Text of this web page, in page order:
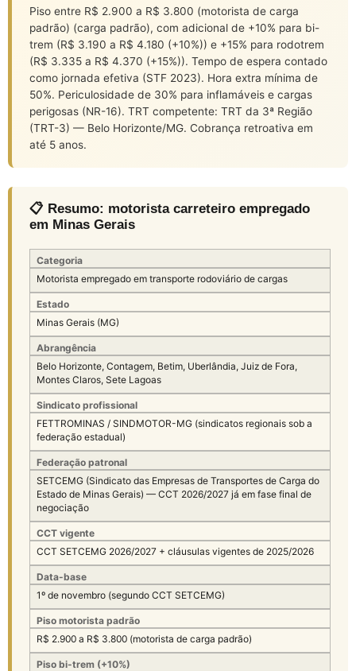
Piso entre R$ 2.900 a R$ 3.800 (motorista de carga
padrão) (carga padrão), com adicional de +10% para bi-
trem (R$ 3.190 a R$ 4.180 (+10%)) e +15% para rodotrem
(R$ 3.335 a R$ 4.370 (+15%)). Tempo de espera contado
como jornada efetiva (STF 2023). Hora extra mínima de
50%. Periculosidade de 30% para inflamáveis e cargas
perigosas (NR-16). TRT competente: TRT da 3ª Região
(TRT-3) — Belo Horizonte/MG. Cobrança retroativa em
até 5 anos.
📋 Resumo: motorista carreteiro empregado
em Minas Gerais
Categoria
Motorista empregado em transporte rodoviário de cargas
Estado
Minas Gerais (MG)
Abrangência
Belo Horizonte, Contagem, Betim, Uberlândia, Juiz de Fora,
Montes Claros, Sete Lagoas
Sindicato profissional
FETTROMINAS / SINDMOTOR-MG (sindicatos regionais sob a
federação estadual)
Federação patronal
SETCEMG (Sindicato das Empresas de Transportes de Carga do
Estado de Minas Gerais) — CCT 2026/2027 já em fase final de
negociação
CCT vigente
CCT SETCEMG 2026/2027 + cláusulas vigentes de 2025/2026
Data-base
1º de novembro (segundo CCT SETCEMG)
Piso motorista padrão
R$ 2.900 a R$ 3.800 (motorista de carga padrão)
Piso bi-trem (+10%)